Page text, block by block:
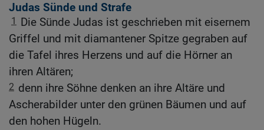
Judas Sünde und Strafe
1
Die Sünde Judas ist geschrieben mit eisernem
Griffel und mit diamantener Spitze gegraben auf
die Tafel ihres Herzens und auf die Hörner an
ihren Altären;
2 denn ihre Söhne denken an ihre Altäre und
Ascherabilder unter den grünen Bäumen und auf
den hohen Hügeln.